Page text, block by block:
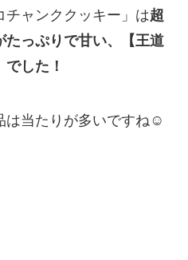
チャンククッキー」は超
たっぷりで甘い、【王道
した！
は当たりが多いですね☺